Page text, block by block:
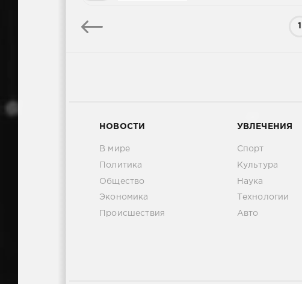
1
НОВОСТИ
В мире
Политика
Общество
Экономика
Происшествия
УВЛЕЧЕНИЯ
Спорт
Культура
Наука
Технологии
Авто